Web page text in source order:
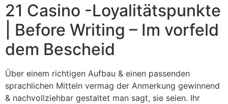
21 Casino -Loyalitätspunkte
| Before Writing – Im vorfeld
dem Bescheid
Über einem richtigen Aufbau & einen passenden
sprachlichen Mitteln vermag der Anmerkung gewinnend
& nachvollziehbar gestaltet man sagt, sie seien. Ihr